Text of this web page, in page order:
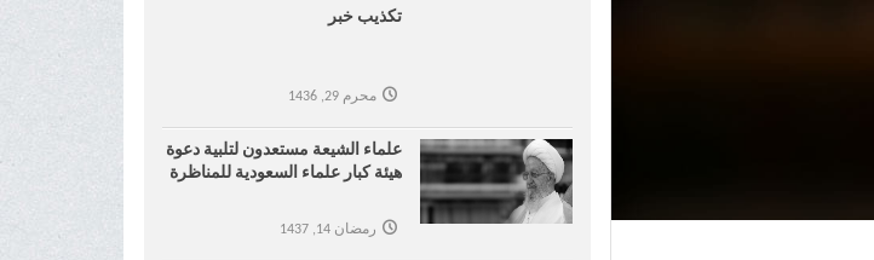
تكذيب خبر
محرم 29, 1436
علماء الشيعة مستعدون لتلبية دعوة
هيئة كبار علماء السعودية للمناظرة
رمضان 14, 1437